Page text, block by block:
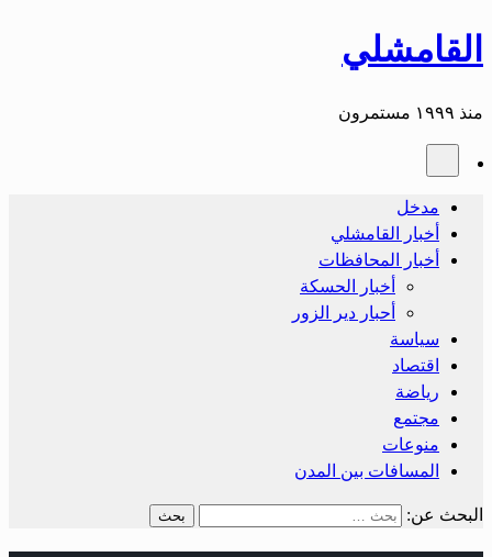
القامشلي
منذ ١٩٩٩ مستمرون
مدخل
أخبار القامشلي
أخبار المحافظات
أخبار الحسكة
أحبار دير الزور
سياسة
اقتصاد
رياضة
مجتمع
منوعات
المسافات بين المدن
البحث عن: